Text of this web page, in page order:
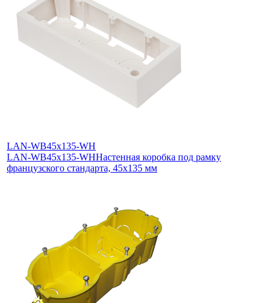
LAN-WB45x135-WH
LAN-WB45x135-WHНастенная коробка под рамку
французского стандарта, 45х135 мм